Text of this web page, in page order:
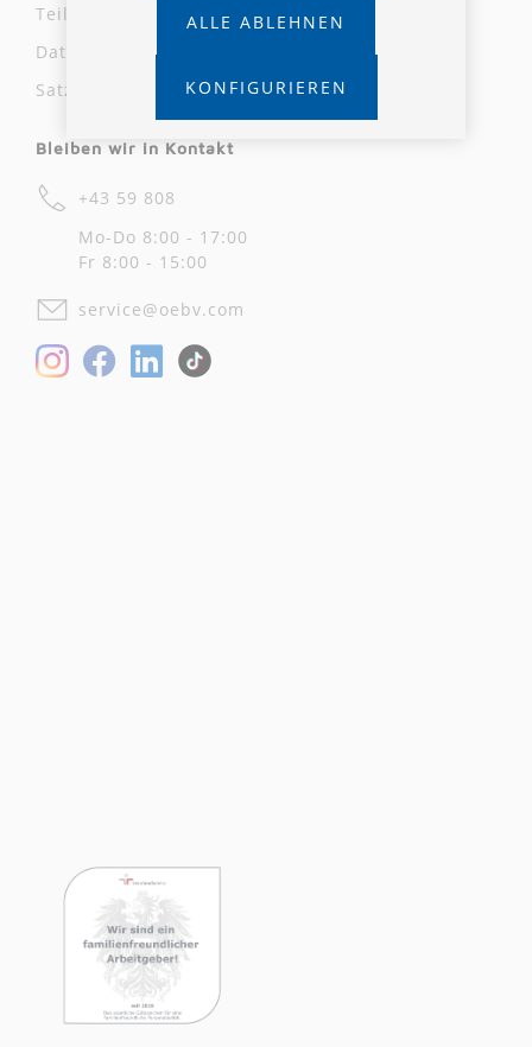
Teilnahmebedingungen
Datenschutz
Satzung und AVB
Bleiben wir in Kontakt
+43 59 808
Mo-Do 8:00 - 17:00
Fr 8:00 - 15:00
service@oebv.com
InstagramFacebookLinkedIn
ALLE ABLEHNEN
KONFIGURIEREN